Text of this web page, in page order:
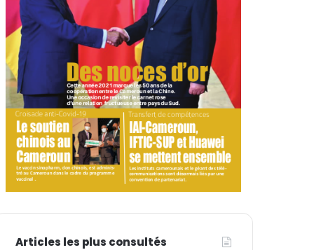
Articles les plus consultés